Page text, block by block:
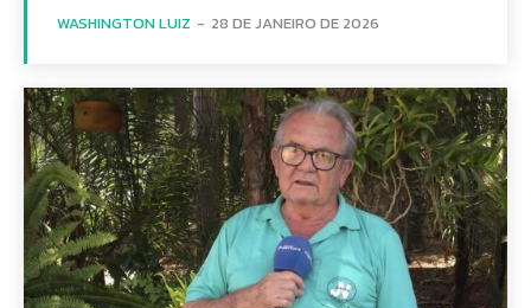
WASHINGTON LUIZ - 28 DE JANEIRO DE 2026